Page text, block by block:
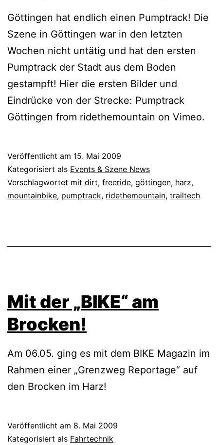
Göttingen hat endlich einen Pumptrack! Die
Szene in Göttingen war in den letzten
Wochen nicht untätig und hat den ersten
Pumptrack der Stadt aus dem Boden
gestampft! Hier die ersten Bilder und
Eindrücke von der Strecke: Pumptrack
Göttingen from ridethemountain on Vimeo.
Veröffentlicht am 15. Mai 2009
Kategorisiert als Events & Szene News
Verschlagwortet mit dirt, freeride, göttingen, harz,
mountainbike, pumptrack, ridethemountain, trailtech
Mit der „BIKE“ am
Brocken!
Am 06.05. ging es mit dem BIKE Magazin im
Rahmen einer „Grenzweg Reportage“ auf
den Brocken im Harz!
Veröffentlicht am 8. Mai 2009
Kategorisiert als Fahrtechnik